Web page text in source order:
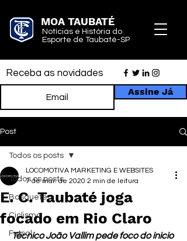
MOA TAUBATÉ
Notícias e História do
Esporte de Taubaté-SP
Receba as novidades
Assine Já
Post
Todos os posts
Basquete
Ciclismo
Futsal
Todos os posts
E. C. Taubaté joga
focado em Rio Claro
LOCOMOTIVA MARKETING E WEBSITES
7 de mar. de 2020 2 min de leitura
Técnico João Vallim pede foco do inicio